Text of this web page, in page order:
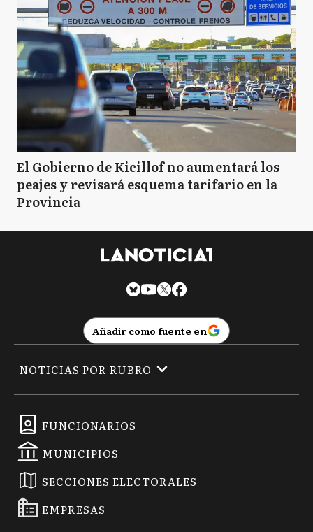
El Gobierno de Kicillof no aumentará los
peajes y revisará esquema tarifario en la
Provincia
Añadir como fuente en
FUNCIONARIOS
MUNICIPIOS
SECCIONES ELECTORALES
EMPRESAS
NOTICIAS POR RUBRO